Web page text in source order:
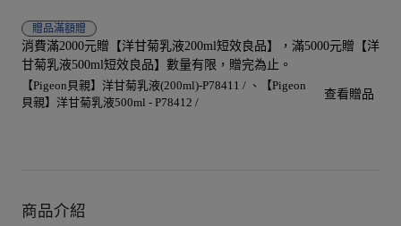
贈品滿額贈
消費滿2000元贈【洋甘菊乳液200ml短效良品】，滿5000元贈【洋
甘菊乳液500ml短效良品】數量有限，贈完為止。
【Pigeon貝親】洋甘菊乳液(200ml)-P78411 /
【Pigeon
貝親】洋甘菊乳液500ml - P78412 /
查看贈品
商品介紹